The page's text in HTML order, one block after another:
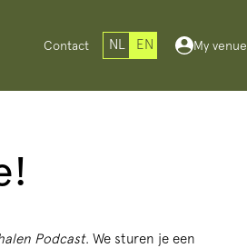
Contact NL EN My venue
Podcast. We sturen je een